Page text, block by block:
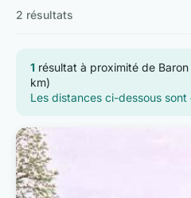
2 résultats
1 résultat à proximité de
km)
Les distances ci-dessous